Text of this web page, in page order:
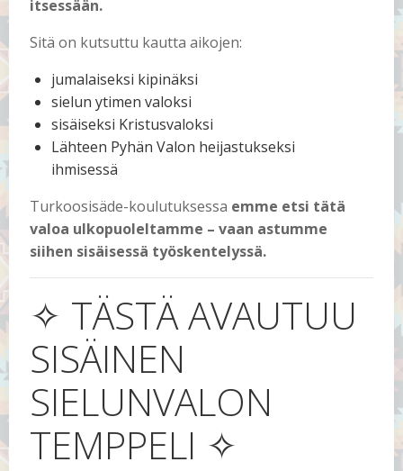
itsessään.
Sitä on kutsuttu kautta aikojen:
jumalaiseksi kipinäksi
sielun ytimen valoksi
sisäiseksi Kristusvaloksi
Lähteen Pyhän Valon heijastukseksi
ihmisessä
Turkoosisäde-koulutuksessa emme etsi tätä
valoa ulkopuoleltamme – vaan astumme
siihen sisäisessä työskentelyssä.
✧ TÄSTÄ AVAUTUU
SISÄINEN
SIELUNVALON
TEMPPELI ✧